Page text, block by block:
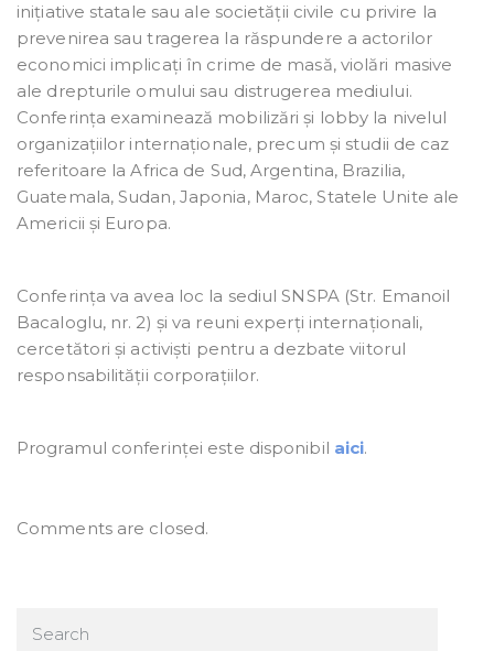
inițiative statale sau ale societății civile cu privire la
prevenirea sau tragerea la răspundere a actorilor
economici implicați în crime de masă, violări masive
ale drepturile omului sau distrugerea mediului.
Conferința examinează mobilizări și lobby la nivelul
organizațiilor internaționale, precum și studii de caz
referitoare la Africa de Sud, Argentina, Brazilia,
Guatemala, Sudan, Japonia, Maroc, Statele Unite ale
Americii și Europa.
Conferința va avea loc la sediul SNSPA (Str. Emanoil
Bacaloglu, nr. 2) și va reuni experți internaționali,
cercetători și activiști pentru a dezbate viitorul
responsabilității corporațiilor.
Programul conferinței este disponibil aici.
Comments are closed.